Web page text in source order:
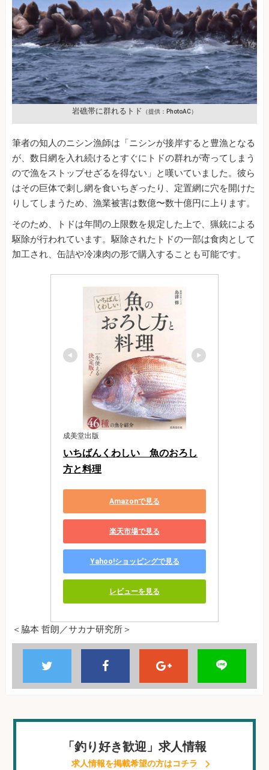
岩礁帯に群れるトド （提供：PhotoAC）
筆者の知人のニシン漁師は「ニシンが接岸すると豊漁となる
が、数日網を入れ続けるとすぐにトドの群れが寄ってしまう
ので漁をストップせざるを得ない」と嘆いていました。彼ら
はその巨体で刺し網を食いちぎったり、定置網に穴を開けた
りしてしまうため、漁業被害は数億〜数十億円に上ります。
そのため、トドは年間の上限数を規定した上で、猟銃による
駆除が行われています。駆除されたトドの一部は食肉として
加工され、缶詰や冷凍肉の形で購入することも可能です。
成美堂出版
いちばんくわしい　魚のおろし
方と料理
Amazonで見る
楽天市場で見る
Yahoo!ショッピングで見る
レビューを見る
＜脇本 哲朗／サカナ研究所＞
「釣り好き歓迎」求人情報
求人情報を掲載希望の方はコチラ